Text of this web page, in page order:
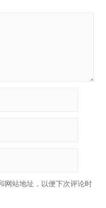
网站地址，以便下次评论时